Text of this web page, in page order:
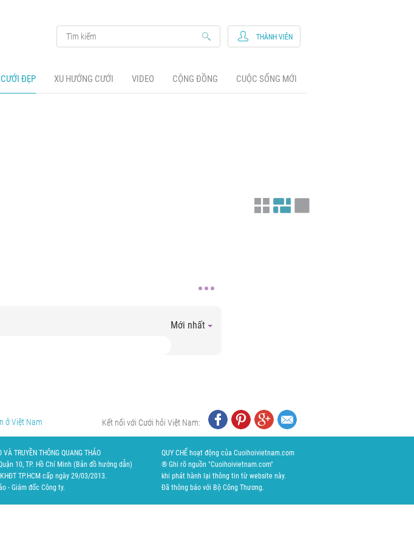
ĐẸP XU HƯỚNG CƯỚI VIDEO CỘNG ĐỒNG CUỘC SỐNG MỚI
THÀNH VIÊN
Mới nhất
ở Việt Nam Kết nối với Cưới hỏi Việt Nam:
TRUYỀN THÔNG QUANG THẢO
10, TP. Hồ Chí Minh ( Bản đồ hướng dẫn)
TP.HCM cấp ngày 29/03/2013.
- Giám đốc Công ty.
QUY CHẾ hoạt động của Cuoihoivietnam.com
® Ghi rõ nguồn "Cuoihoivietnam.com"
khi phát hành lại thông tin từ website này.
Đã thông báo với Bộ Công Thương.